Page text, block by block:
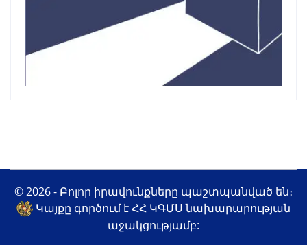
© 2026 - Բոլոր իրավունքները պաշտպանված են։
Կայքը գործում է ՀՀ ԿԳՄՍ նախարարության
աջակցությամբ: